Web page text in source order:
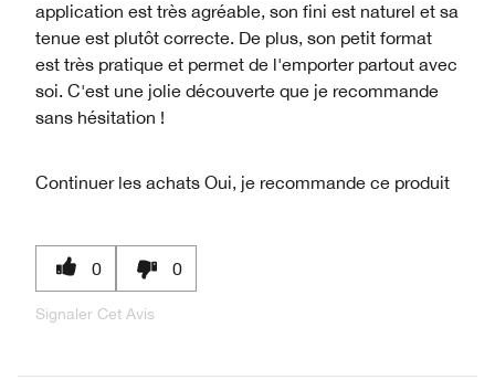
application est très agréable, son fini est naturel et sa
tenue est plutôt correcte. De plus, son petit format
est très pratique et permet de l'emporter partout avec
soi. C'est une jolie découverte que je recommande
sans hésitation !
Continuer les achats Oui, je recommande ce produit
0 0
Signaler Cet Avis